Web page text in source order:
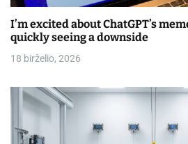
I’m excited about ChatGPT’s
quickly seeing a downside
18 birželio, 2026